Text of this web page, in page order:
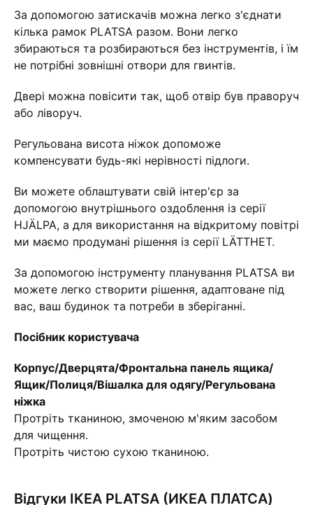
За допомогою затискачів можна легко з'єднати
кілька рамок PLATSA разом. Вони легко
збираються та розбираються без інструментів, і їм
не потрібні зовнішні отвори для гвинтів.
Двері можна повісити так, щоб отвір був праворуч
або ліворуч.
Регульована висота ніжок допоможе
компенсувати будь-які нерівності підлоги.
Ви можете облаштувати свій інтер'єр за
допомогою внутрішнього оздоблення із серії
HJÄLPA, а для використання на відкритому повітрі
ми маємо продумані рішення із серії LÄTTHET.
За допомогою інструменту планування PLATSA ви
можете легко створити рішення, адаптоване під
вас, ваш будинок та потреби в зберіганні.
Посібник користувача
Корпус/Дверцята/Фронтальна панель ящика/
Ящик/Полиця/Вішалка для одягу/Регульована
ніжка
Протріть тканиною, змоченою м'яким засобом
для чищення.
Протріть чистою сухою тканиною.
Відгуки IKEA PLATSA (ИКЕА ПЛАТСА)